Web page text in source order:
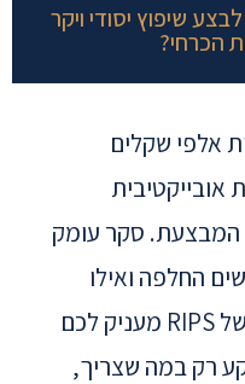
שיפוץ יסודי ויקר
הכרחי?
אלפי שקלים
אובייקטיבית
המבצעת. סקר עומק
החלפה ואילו
הליווי של RIPS מעניק לכם
רק במה שצריך,